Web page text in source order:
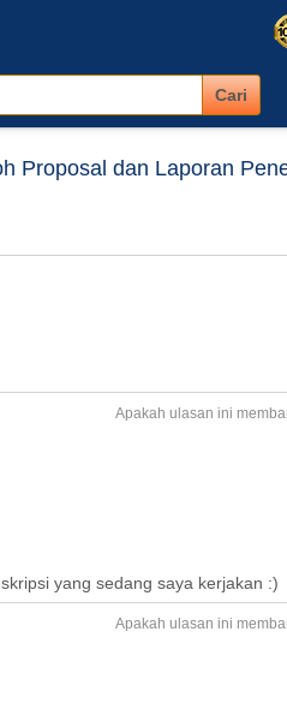
Proposal dan Laporan
Apakah ulasan ini
yang sedang saya kerjakan :)
Apakah ulasan ini